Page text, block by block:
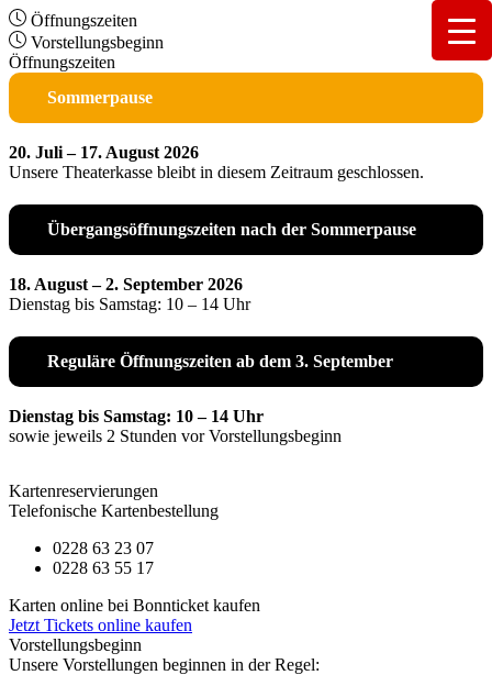
Öffnungszeiten
Vorstellungsbeginn
Öffnungszeiten
Sommerpause
20. Juli – 17. August 2026
Unsere Theaterkasse bleibt in diesem Zeitraum geschlossen.
Übergangsöffnungszeiten nach der Sommerpause
18. August – 2. September 2026
Dienstag bis Samstag: 10 – 14 Uhr
Reguläre Öffnungszeiten ab dem 3. September
Dienstag bis Samstag: 10 – 14 Uhr
sowie jeweils 2 Stunden vor Vorstellungsbeginn
Kartenreservierungen
Telefonische Kartenbestellung
0228 63 23 07
0228 63 55 17
Karten online bei Bonnticket kaufen
Jetzt Tickets online kaufen
Vorstellungsbeginn
Unsere Vorstellungen beginnen in der Regel: